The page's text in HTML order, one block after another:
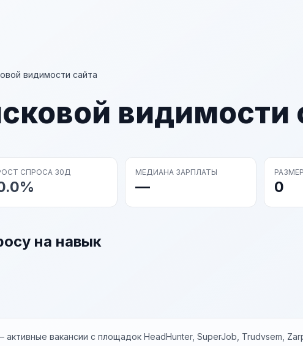
видимости сайта
видимости
СПРОСА 30Д МЕДИАНА ЗАРПЛАТЫ
— 0
на навык
активные вакансии с площадок HeadHunter, SuperJob, Trudvsem,